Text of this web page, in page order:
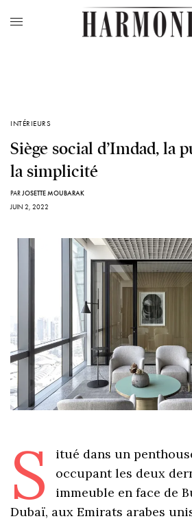
INTÉRIEURS
Siège social d’Imdad, la
la simplicité
PARJOSETTE MOUBARAK
JUIN 2, 2022
S itué dans un
occupant les deux
immeuble en face de
Dubaï, aux Emirats arabes